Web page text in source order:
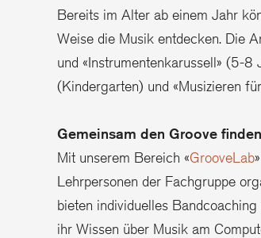
Bereits im Alter ab einem Jahr
Weise die Musik entdecken. Die
und «Instrumentenkarussell» (5-8
(Kindergarten) und «Musizieren
Gemeinsam den Groove finden
Mit unserem Bereich «GrooveLab
Lehrpersonen der Fachgruppe
bieten individuelles
ihr Wissen über Musik am